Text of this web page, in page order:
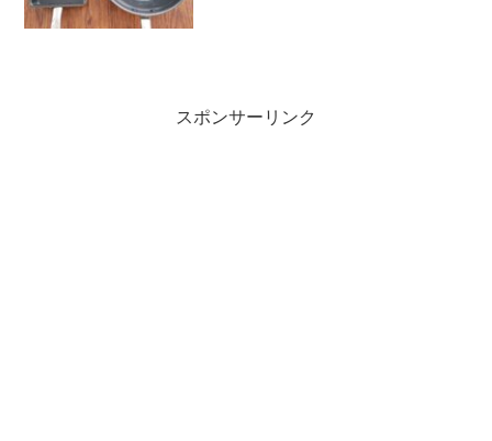
スポンサーリンク